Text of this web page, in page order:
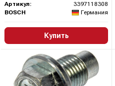
Артикул:
3397118308
BOSCH
Германия
Купить